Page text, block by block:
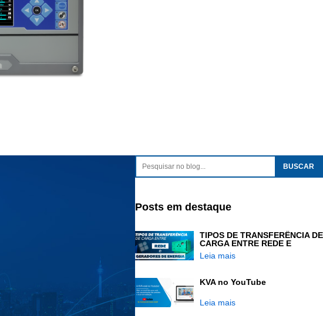
Posts em destaque
TIPOS DE TRANSFERÊNCIA DE
CARGA ENTRE REDE E
GERADORES DE ENERGIA
Leia mais
KVA no YouTube
Leia mais